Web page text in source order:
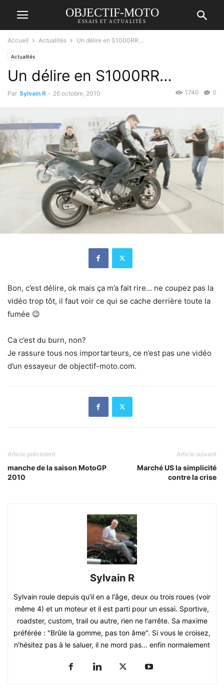
OBJECTIF-MOTO
ESSAIS ET ACTUALITÉS
Accueil Actualités Un délire en S1000RR…
Actualités
Un délire en S1000RR…
Par Sylvain R - 26 octobre, 2010 0
1740
Bon, c’est délire, ok mais ça m’a fait rire… ne coupez pas la
vidéo trop tôt, il faut voir ce qui se cache derrière toute la
fumée 😉
Ca c’est du burn, non?
Je rassure tous nos importarteurs, ce n’est pas une vidéo
d’un essayeur de objectif-moto.com.
Article précédent
manche de la saison MotoGP
2010
Article suivant
Marché US la simplicité
contre la crise
Sylvain R
Sylvain roule depuis qu'il en a l'âge, deux ou trois roues (voir
même 4) et un moteur et il est parti pour un essai. Sportive,
roadster, custom, trail ou autre, rien ne l'arrête. Sa maxime
préférée : "Brûle la gomme, pas ton âme". Si vous le croisez,
n'hésitez pas à le saluer, il ne mord pas... enfin normalement